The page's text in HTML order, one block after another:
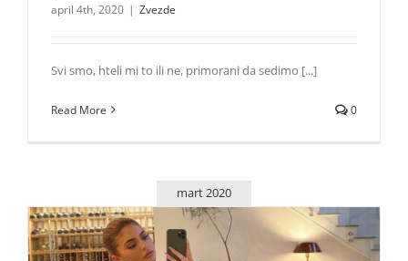
april 4th, 2020 | Zvezde
Svi smo, hteli mi to ili ne, primorani da sedimo [...]
Read More 0
mart 2020